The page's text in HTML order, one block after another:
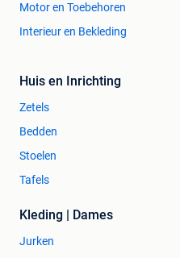
Motor en Toebehoren
Interieur en Bekleding
Huis en Inrichting
Zetels
Bedden
Stoelen
Tafels
Kleding | Dames
Jurken